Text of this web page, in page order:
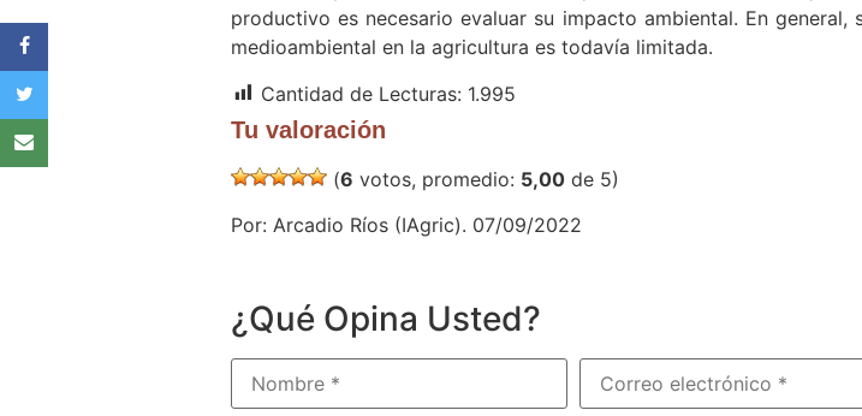
productivo es necesario evaluar su impacto ambiental. En
medioambiental en la agricultura es todavía limitada.
Cantidad de Lecturas: 1.995
Tu valoración
(6 votos, promedio: 5,00 de 5)
Por: Arcadio Ríos (IAgric). 07/09/2022
¿Qué Opina Usted?